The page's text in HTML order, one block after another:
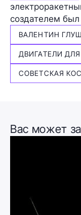
создателем
ВАЛЕНТИН
ДВИГАТЕЛИ
СОВЕТСКАЯ
Вас может